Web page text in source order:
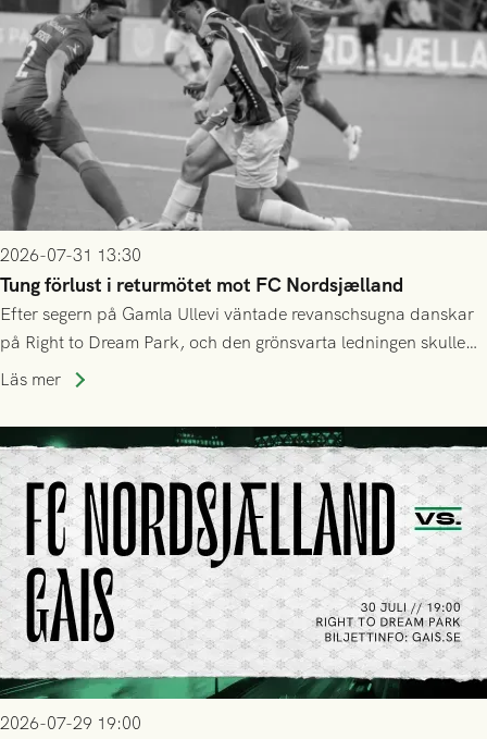
2026-07-31 13:30
Tung förlust i returmötet mot FC Nordsjælland
Efter segern på Gamla Ullevi väntade revanschsugna danskar
på Right to Dream Park, och den grönsvarta ledningen skulle
upphöra efter mindre än kvarten spelad. På lika mark visade
tennissiffror och det grönsvarta europaäventyret tog slut.
Läs mer
2026-07-29 19:00